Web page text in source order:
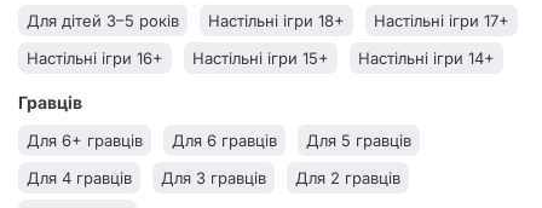
Для дітей 3–5 років
Настільні ігри 18+
Настільні ігри 17+
Настільні ігри 16+
Настільні ігри 15+
Настільні ігри 14+
Настільні ігри 13+
Настільні ігри 10+
Настільні ігри 9+
Настільні ігри 8+
Настільні ігри 7+
Настільні ігри 6+
Настільні ігри 5+
Гравців
Для 6+ гравців Для 6 гравців
Для 5 гравців
Для 4 гравців
Для 3 гравців
Для 2 гравців